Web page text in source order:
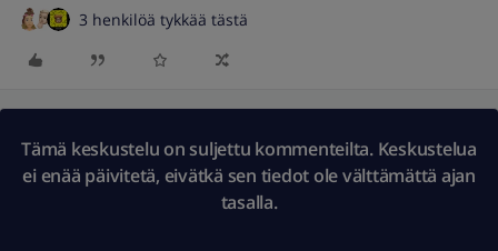
3 henkilöä tykkää tästä
Tämä keskustelu on suljettu kommenteilta. Keskustelua
ei enää päivitetä, eivätkä sen tiedot ole välttämättä ajan
tasalla.